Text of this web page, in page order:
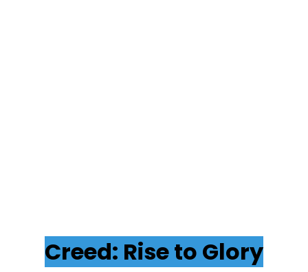
Creed: Rise to Glory